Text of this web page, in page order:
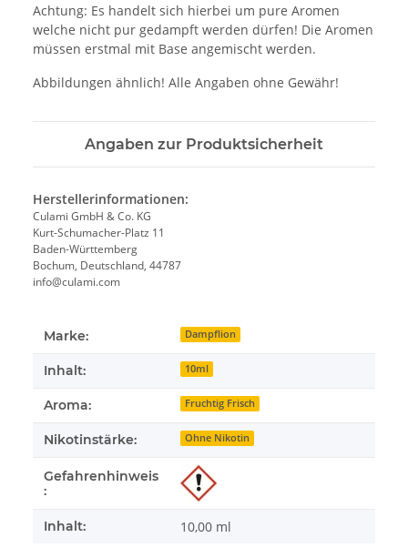
Achtung: Es handelt sich hierbei um pure Aromen
welche nicht pur gedampft werden dürfen! Die Aromen
müssen erstmal mit Base angemischt werden.
Abbildungen ähnlich! Alle Angaben ohne Gewähr!
Angaben zur Produktsicherheit
Herstellerinformationen:
Culami GmbH & Co. KG
Kurt-Schumacher-Platz 11
Baden-Württemberg
Bochum, Deutschland, 44787
info@culami.com
Marke: Dampflion
Inhalt: 10ml
Aroma: Fruchtig Frisch
Nikotinstärke: Ohne Nikotin
Gefahrenhinweis
:
Inhalt: 10,00 ml